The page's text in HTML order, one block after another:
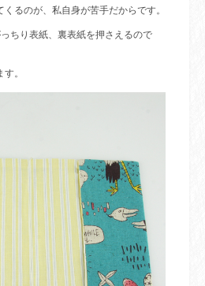
るのが、私自身が苦手だからです。
ちり表紙、裏表紙を押さえるので
。